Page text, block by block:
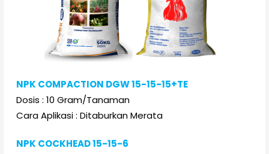
NPK COMPACTION DGW 15-15-15+TE
Dosis : 10 Gram/Tanaman
Cara Aplikasi : Ditaburkan Merata
NPK COCKHEAD 15-15-6